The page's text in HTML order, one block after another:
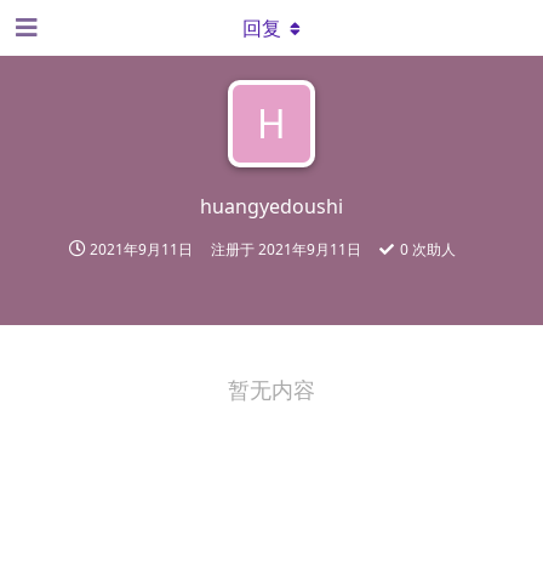
H
huangyedoushi
2021年9月11日 注册于2021年9月11日 0 次助人
回复
暂无内容